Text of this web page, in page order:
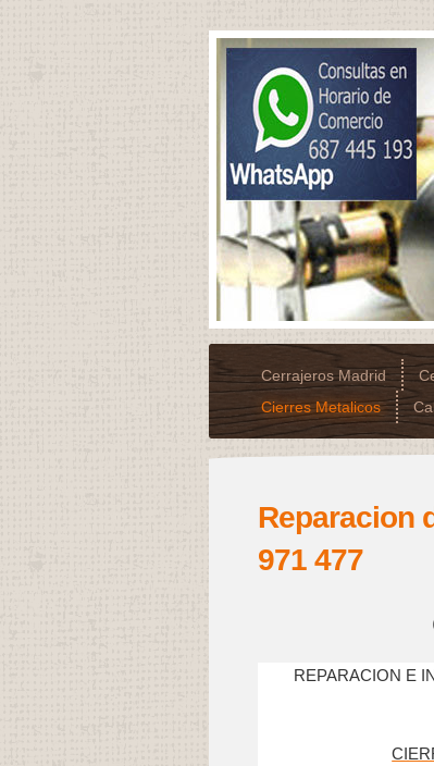
Cerrajeros Madrid
Cierres Metalicos
Reparacion
971 477
REPARACION E